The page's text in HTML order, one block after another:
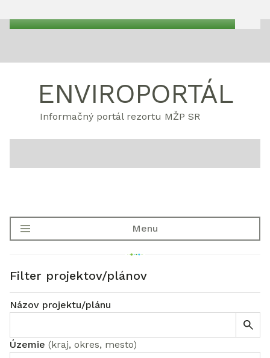
ENVIROPORTÁL
Informačný portál rezortu MŽP SR
Menu
Filter projektov/plánov
Názov projektu/plánu
Územie (kraj, okres, mesto)